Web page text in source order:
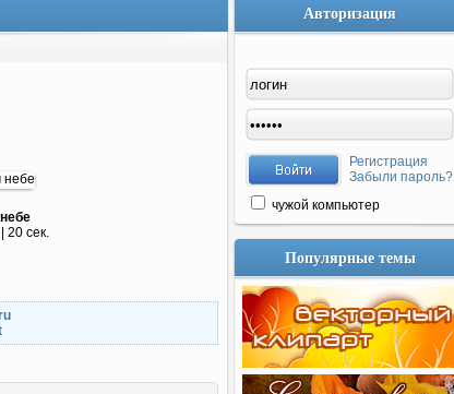
20 сек.
Авторизация
Регистрация
Забыли пароль?
чужой компьютер
Популярные темы